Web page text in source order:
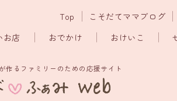
お店 おでかけ おけいこ
Top こそだてママブログ
作るファミリーのための応援サイト